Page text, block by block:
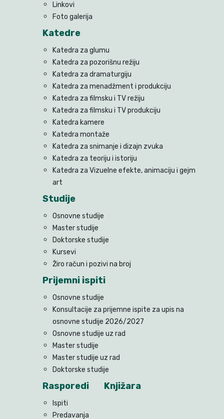
Linkovi
Foto galerija
Katedre
Katedra za glumu
Katedra za pozorišnu režiju
Katedra za dramaturgiju
Katedra za menadžment i produkciju
Katedra za filmsku i TV režiju
Katedra za filmsku i TV produkciju
Katedra kamere
Katedra montaže
Katedra za snimanje i dizajn zvuka
Katedra za teoriju i istoriju
Katedra za Vizuelne efekte, animaciju i gejm
art
Studije
Osnovne studije
Master studije
Doktorske studije
Kursevi
Žiro račun i pozivi na broj
Prijemni ispiti
Osnovne studije
Konsultacije za prijemne ispite za upis na
osnovne studije 2026/2027
Osnovne studije uz rad
Master studije
Master studije uz rad
Doktorske studije
Rasporedi
Ispiti
Predavanja
Knjižara